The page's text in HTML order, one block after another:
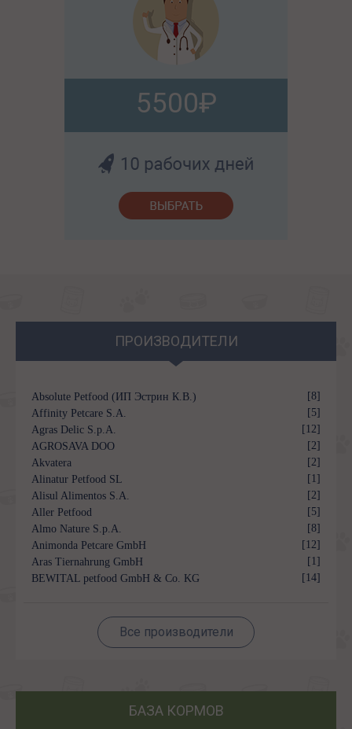
5500
ПРОИЗВОДИТЕЛИ
Absolute Petfood (ИП Эстрин К.В.)
[8]
Affinity Petcare S.A.
[5]
Agras Delic S.p.A.
[12]
AGROSAVA DOO
[2]
Akvatera
[2]
Alinatur Petfood SL
[1]
Alisul Alimentos S.A.
[2]
Aller Petfood
[5]
Almo Nature S.p.A.
[8]
Animonda Petcare GmbH
[12]
Aras Tiernahrung GmbH
[1]
BEWITAL petfood GmbH & Co. KG
[14]
Все производители
БАЗА КОРМОВ